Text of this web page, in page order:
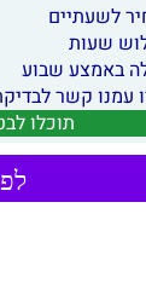
לשעתיים
שעות
באמצע שבוע
עמנו קשר
תוכלו